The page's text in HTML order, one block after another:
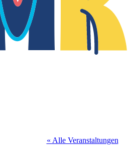
« Alle Veranstaltungen